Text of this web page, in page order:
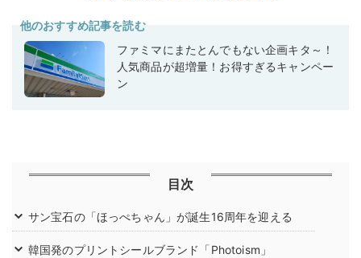
他のおすすめ記事を読む
ファミマにまたとんでもない企画キタ～！
人気商品が超増量！お得すぎるキャンペー
ン
目次
サン宝石の「ほっぺちゃん」が誕生16周年を迎える
韓国発のプリントシールブランド「Photoism」